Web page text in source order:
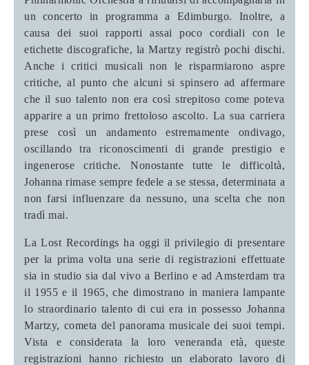
un concerto in programma a Edimburgo. Inoltre, a
causa dei suoi rapporti assai poco cordiali con le
etichette discografiche, la Martzy registrò pochi dischi.
Anche i critici musicali non le risparmiarono aspre
critiche, al punto che alcuni si spinsero ad affermare
che il suo talento non era così strepitoso come poteva
apparire a un primo frettoloso ascolto. La sua carriera
prese così un andamento estremamente ondivago,
oscillando tra riconoscimenti di grande prestigio e
ingenerose critiche. Nonostante tutte le difficoltà,
Johanna rimase sempre fedele a se stessa, determinata a
non farsi influenzare da nessuno, una scelta che non
tradì mai.
La Lost Recordings ha oggi il privilegio di presentare
per la prima volta una serie di registrazioni effettuate
sia in studio sia dal vivo a Berlino e ad Amsterdam tra
il 1955 e il 1965, che dimostrano in maniera lampante
lo straordinario talento di cui era in possesso Johanna
Martzy, cometa del panorama musicale dei suoi tempi.
Vista e considerata la loro veneranda età, queste
registrazioni hanno richiesto un elaborato lavoro di